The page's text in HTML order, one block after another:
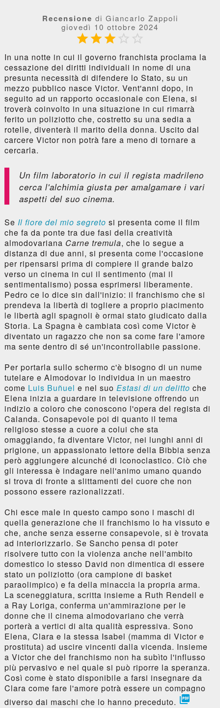
Recensione di Giancarlo Zappoli
giovedì 10 ottobre 2024
  
In una notte in cui il governo franchista proclama la
cessazione dei diritti individuali in nome di una
presunta necessità di difendere lo Stato, su un
mezzo pubblico nasce Victor. Vent'anni dopo, in
seguito ad un rapporto occasionale con Elena, si
troverà coinvolto in una situazione in cui rimarrà
ferito un poliziotto che, costretto su una sedia a
rotelle, diventerà il marito della donna. Uscito dal
carcere Victor non potrà fare a meno di tornare a
cercarla.
Un film laboratorio in cui il regista madrileno
cerca l'alchimia giusta per amalgamare i vari
aspetti del suo cinema.
Se Il fiore del mio segreto si presenta come il film
che fa da ponte tra due fasi della creatività
almodovariana Carne tremula, che lo segue a
distanza di due anni, si presenta come l'occasione
per ripensarsi prima di compiere il grande balzo
verso un cinema in cui il sentimento (mai il
sentimentalismo) possa esprimersi liberamente.
Pedro ce lo dice sin dall'inizio: il franchismo che si
prendeva la libertà di togliere a proprio piacimento
le libertà agli spagnoli è ormai stato giudicato dalla
Storia. La Spagna è cambiata così come Victor è
diventato un ragazzo che non sa come fare l'amore
ma sente dentro di sé un'incontrollabile passione.
Per portarla sullo schermo c'è bisogno di un nume
tutelare e Almodovar lo individua in un maestro
come Luis Buñuel e nel suo Estasi di un delitto che
Elena inizia a guardare in televisione offrendo un
indizio a coloro che conoscono l'opera del regista di
Calanda. Consapevole poi di quanto il tema
religioso stesse a cuore a colui che sta
omaggiando, fa diventare Victor, nei lunghi anni di
prigione, un appassionato lettore della Bibbia senza
però aggiungere alcunché di iconoclastico. Ciò che
gli interessa è indagare nell'animo umano quando
si trova di fronte a slittamenti del cuore che non
possono essere razionalizzati.
Chi esce male in questo campo sono i maschi di
quella generazione che il franchismo lo ha vissuto e
che, anche senza esserne consapevole, si è trovata
ad interiorizzarlo. Se Sancho pensa di poter
risolvere tutto con la violenza anche nell'ambito
domestico lo stesso David non dimentica di essere
stato un poliziotto (ora campione di basket
paraolimpico) e fa della minaccia la propria arma.
La sceneggiatura, scritta insieme a Ruth Rendell e
a Ray Loriga, conferma un'ammirazione per le
donne che il cinema almodovariano che verrà
porterà a vertici di alta qualità espressiva. Sono
Elena, Clara e la stessa Isabel (mamma di Victor e
prostituta) ad uscire vincenti dalla vicenda. Insieme
a Victor che del franchismo non ha subìto l'influsso
più pervasivo e nel quale si può riporre la speranza.
Così come è stato disponibile a farsi insegnare da
Clara come fare l'amore potrà essere un compagno
diverso dai maschi che lo hanno preceduto. 